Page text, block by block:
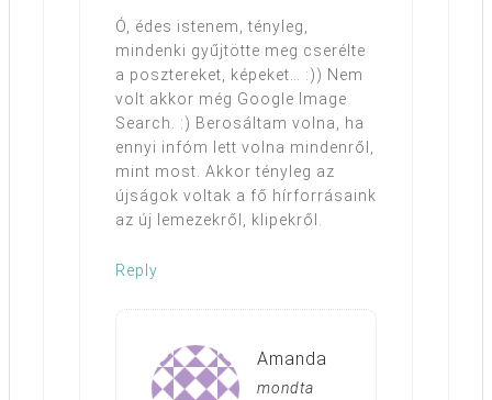
Ó, édes istenem, tényleg,
mindenki gyűjtötte meg cserélte
a posztereket, képeket… :)) Nem
volt akkor még Google Image
Search. :) Berosáltam volna, ha
ennyi infóm lett volna mindenről,
mint most. Akkor tényleg az
újságok voltak a fő hírforrásaink
az új lemezekről, klipekről.
Reply
Amanda
mondta